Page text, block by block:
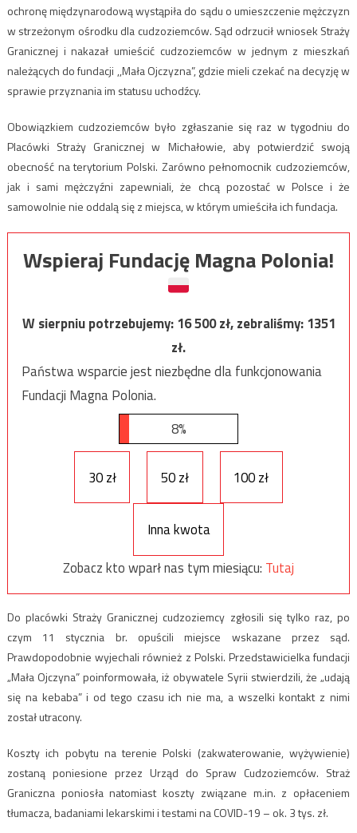
ochronę międzynarodową wystąpiła do sądu o umieszczenie mężczyzn
w strzeżonym ośrodku dla cudzoziemców. Sąd odrzucił wniosek Straży
Granicznej i nakazał umieścić cudzoziemców w jednym z mieszkań
należących do fundacji ,,Mała Ojczyzna”, gdzie mieli czekać na decyzję w
sprawie przyznania im statusu uchodźcy.
Obowiązkiem cudzoziemców było zgłaszanie się raz w tygodniu do
Placówki Straży Granicznej w Michałowie, aby potwierdzić swoją
obecność na terytorium Polski. Zarówno pełnomocnik cudzoziemców,
jak i sami mężczyźni zapewniali, że chcą pozostać w Polsce i że
samowolnie nie oddalą się z miejsca, w którym umieściła ich fundacja.
Wspieraj Fundację Magna Polonia!
W sierpniu potrzebujemy:16 500zł, zebraliśmy:1351
zł.
Państwa wsparcie jest niezbędne dla funkcjonowania
Fundacji Magna Polonia.
8%
30 zł 50 zł 100 zł
Inna kwota
Zobacz kto wparł nas tym miesiącu: Tutaj
Do placówki Straży Granicznej cudzoziemcy zgłosili się tylko raz, po
czym 11 stycznia br. opuścili miejsce wskazane przez sąd.
Prawdopodobnie wyjechali również z Polski. Przedstawicielka fundacji
„Mała Ojczyna” poinformowała, iż obywatele Syrii stwierdzili, że „udają
się na kebaba” i od tego czasu ich nie ma, a wszelki kontakt z nimi
został utracony.
Koszty ich pobytu na terenie Polski (zakwaterowanie, wyżywienie)
zostaną poniesione przez Urząd do Spraw Cudzoziemców. Straż
Graniczna poniosła natomiast koszty związane m.in. z opłaceniem
tłumacza, badaniami lekarskimi i testami na COVID-19 – ok. 3 tys. zł.